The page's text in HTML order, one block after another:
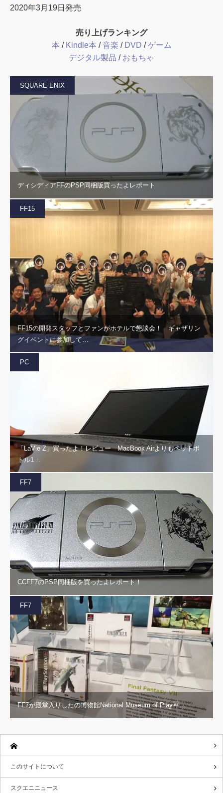
2020年3月19日発売
売り上げランキング
本 / Kindle本 /音楽 / DVD /ゲーム
デジタル製品 / おもちゃ
SQUARE ENIX
ディシディアFFのPSP同梱版買ったよレポート
FF15
FF15の開発スタッフとファンがホテルで懇談会！ ギャザリン
グイベントに参加して…
PC
「LaVie Z」買ったよ！レビュー MacBook Airよりもペットボ
トル1…
FF7
CCFF7のPSP同梱版を買ったよレポート！
FF7
FF7が殿堂入りしたの博物館National Museum of Play…
このサイトについて
スクエニニュース